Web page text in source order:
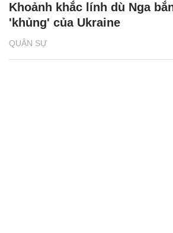
QUÂN SỰ
Khoảnh khắc lính dù Nga
'khủng' của Ukraine